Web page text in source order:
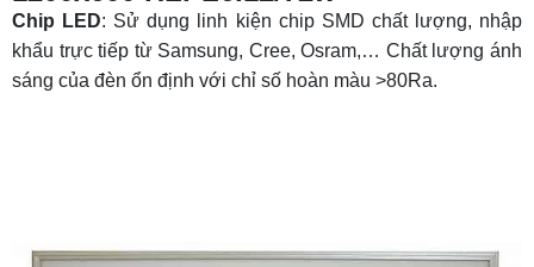
hậu mãi
Chip LED: Sử dụng linh kiện chip SMD chất lượng, nhập
khẩu trực tiếp từ Samsung, Cree, Osram,… Chất lượng ánh
sáng của đèn ổn định với chỉ số hoàn màu >80Ra.